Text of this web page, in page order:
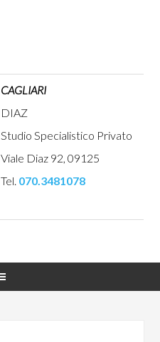
CAGLIARI
DIAZ
Studio Specialistico Privato
Viale Diaz 92, 09125
Tel. 070.3481078